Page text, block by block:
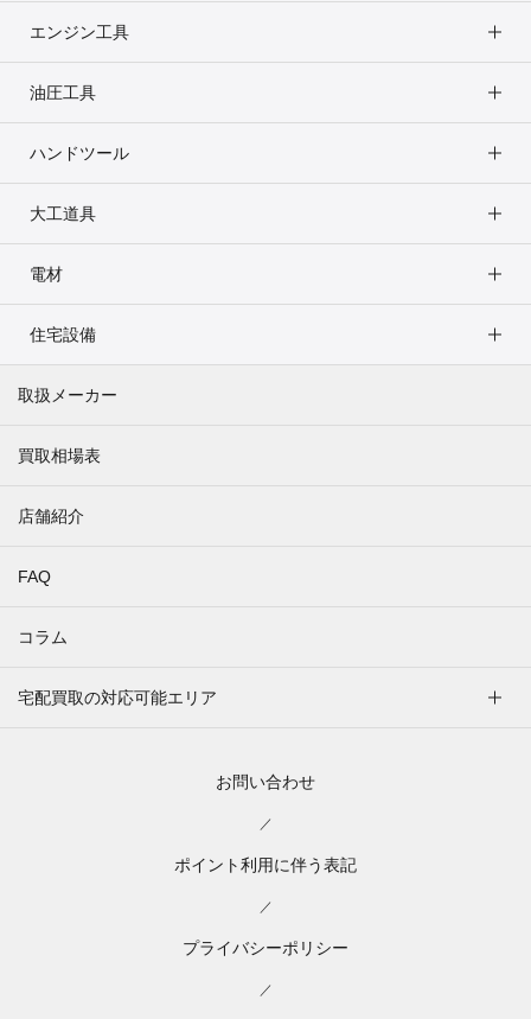
エンジン工具
油圧工具
ハンドツール
大工道具
電材
住宅設備
取扱メーカー
買取相場表
店舗紹介
FAQ
コラム
宅配買取の対応可能エリア
お問い合わせ
／
ポイント利用に伴う表記
／
プライバシーポリシー
／